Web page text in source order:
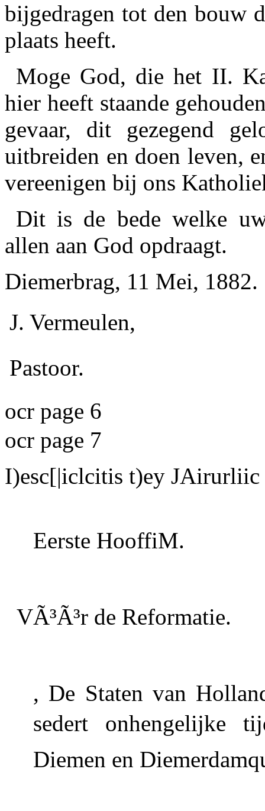
bijgedragen tot den bouw
plaats heeft.
Moge God, die het II.
hier heeft staande
gevaar, dit gezegend
uitbreiden en doen leven,
vereenigen bij ons
Dit is de bede welke
allen aan God opdraagt.
Diemerbrag, 11 Mei, 1882.
J. Vermeulen,
Pastoor.
ocr page 6
ocr page 7
I)esc[|iclcitis t)ey
Eerste HooffiM.
VÃ³Ã³r de Reformatie.
, De Staten van
sedert onhengelijke
Diemen en